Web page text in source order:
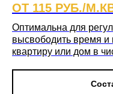
ОТ 115 РУБ./
Оптимальна для
высвободить время и
квартиру или дом в